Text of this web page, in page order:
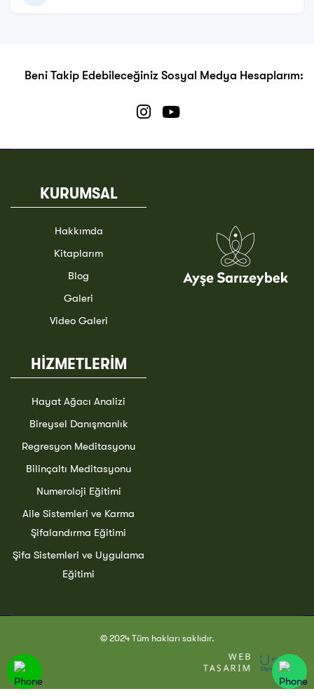
Beni Takip Edebileceğiniz Sosyal Medya Hesaplarım:
KURUMSAL
Hakkımda
Kitaplarım
Blog
Galeri
Video Galeri
HİZMETLERİM
Hayat Ağacı Analizi
Bireysel Danışmanlık
Regresyon Meditasyonu
Bilinçaltı Meditasyonu
Numeroloji Eğitimi
Aile Sistemleri ve Karma
Şifalandırma Eğitimi
Şifa Sistemleri ve Uygulama
Eğitimi
© 2024 Tüm hakları saklıdır.
WEB
TASARIM